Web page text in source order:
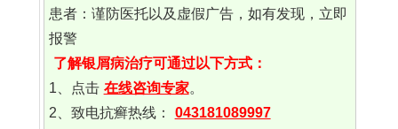
患者：谨防医托以及虚假广告，如有发现，立即
报警
了解银屑病治疗可通过以下方式：
1、点击 在线咨询专家。
2、致电抗癣热线：
043181089997